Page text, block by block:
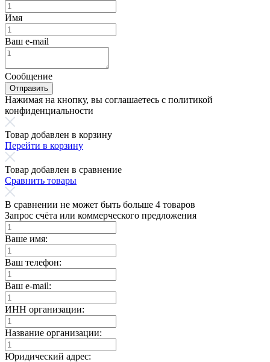
Имя
Ваш e-mail
Сообщение
Отправить
Нажимая на кнопку, вы соглашаетесь с политикой
конфиденциальности
Товар добавлен в корзину
Перейти в корзину
Товар добавлен в сравнение
Сравнить товары
В сравнении не может быть больше 4 товаров
Запрос счёта или коммерческого предложения
Ваше имя:
Ваш телефон:
Ваш e-mail:
ИНН организации:
Название организации:
Юридический адрес: